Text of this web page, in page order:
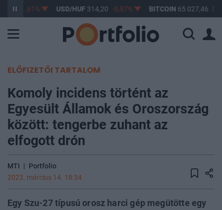
-0,61% USD/HUF314,20 -0,87% BITCOIN65 027,46
ELŐFIZETŐI TARTALOM
Komoly incidens történt az
Egyesült Államok és Oroszország
között: tengerbe zuhant az
elfogott drón
MTI | Portfolio
2023. március 14. 18:34
Egy Szu-27 típusú orosz harci gép megütötte egy